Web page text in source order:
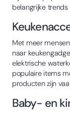
belangrijke
Met meer
naar
elektrische
populaire items
producten zijn
Baby- en